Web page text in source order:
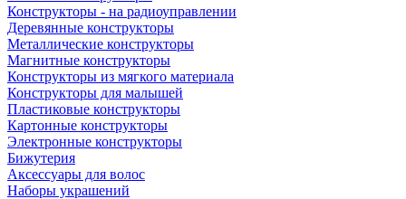
Конструкторы - на радиоуправлении
Деревянные конструкторы
Металлические конструкторы
Магнитные конструкторы
Конструкторы из мягкого материала
Конструкторы для малышей
Пластиковые конструкторы
Картонные конструкторы
Электронные конструкторы
Бижутерия
Аксессуары для волос
Наборы украшений